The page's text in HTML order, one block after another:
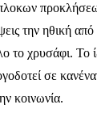
την ηθική από
χρυσάφι. Το
σε
κοινωνία.